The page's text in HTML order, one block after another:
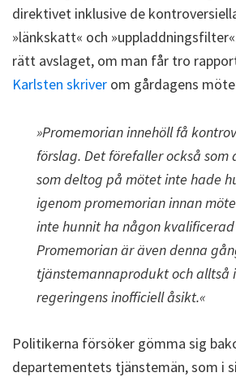
direktivet inklusive de
»länkskatt« och
rätt avslaget, om man får tro
Karlsten skriver om gårdagens
»Promemorian innehöll få
förslag. Det förefaller också som
som deltog på mötet inte hade
igenom promemorian innan
inte hunnit ha någon
Promemorian är även denna
tjänstemannaprodukt och alltså
regeringens inofficiell åsikt.«
Politikerna försöker gömma sig
departementets tjänstemän, som i